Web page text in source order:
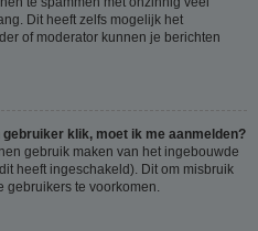
Dit heeft zelfs mogelijk het
of moderator kunnen je berichten
klik, moet ik me aanmelden?
gebruik maken van het ingebouwde
heeft ingeschakeld). Dit om misbruik
te voorkomen.